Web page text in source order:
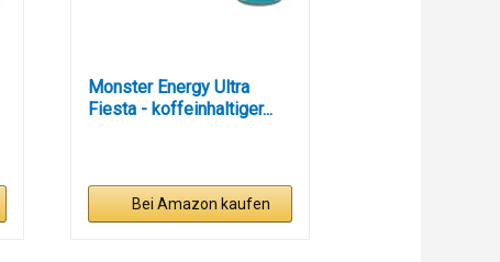
Monster Energy Ultra
Fiesta - koffeinhaltiger...
Bei Amazon kaufen